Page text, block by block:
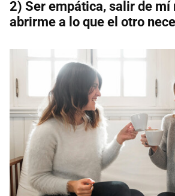
2) Ser empática, salir de mí
abrirme a lo que el otro